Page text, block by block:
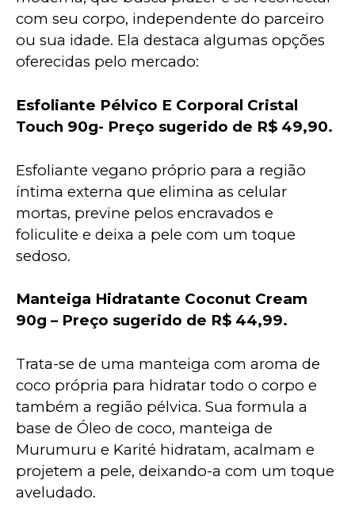
com seu corpo, independente do parceiro
ou sua idade. Ela destaca algumas opções
oferecidas pelo mercado:
Esfoliante Pélvico E Corporal Cristal
Touch 90g- Preço sugerido de R$ 49,90.
Esfoliante vegano próprio para a região
íntima externa que elimina as celular
mortas, previne pelos encravados e
foliculite e deixa a pele com um toque
sedoso.
Manteiga Hidratante Coconut Cream
90g – Preço sugerido de R$ 44,99.
Trata-se de uma manteiga com aroma de
coco própria para hidratar todo o corpo e
também a região pélvica. Sua formula a
base de Óleo de coco, manteiga de
Murumuru e Karité hidratam, acalmam e
projetem a pele, deixando-a com um toque
aveludado.